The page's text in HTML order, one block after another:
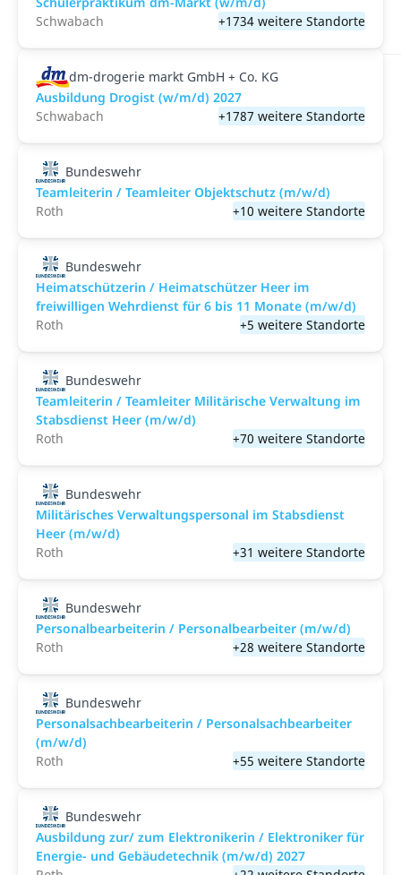
Schwabach
+1734 weitere Standorte
dm-drogerie markt GmbH + Co. KG
Ausbildung Drogist (w/m/d) 2027
Schwabach
+1787 weitere Standorte
Bundeswehr
Teamleiterin / Teamleiter Objektschutz (m/w/d)
Roth
+10 weitere Standorte
Bundeswehr
Heimatschützerin / Heimatschützer Heer im
freiwilligen Wehrdienst für 6 bis 11 Monate (m/w/d)
Roth
+5 weitere Standorte
Bundeswehr
Teamleiterin / Teamleiter Militärische Verwaltung im
Stabsdienst Heer (m/w/d)
Roth
+70 weitere Standorte
Bundeswehr
Militärisches Verwaltungspersonal im Stabsdienst
Heer (m/w/d)
Roth
+31 weitere Standorte
Bundeswehr
Personalbearbeiterin / Personalbearbeiter (m/w/d)
Roth
+28 weitere Standorte
Bundeswehr
Personalsachbearbeiterin / Personalsachbearbeiter
(m/w/d)
Roth
+55 weitere Standorte
Bundeswehr
Ausbildung zur/ zum Elektronikerin / Elektroniker für
Energie- und Gebäudetechnik (m/w/d) 2027